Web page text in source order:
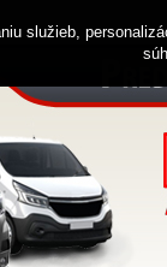
služieb,